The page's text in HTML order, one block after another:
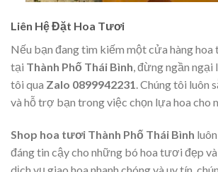
Liên Hệ Đặt Hoa Tươi
Nếu bạn đang tìm kiếm một cửa hàng
tại Thành Phố Thái Bình , đừng ngần
tôi qua Zalo 0899942231 . Chúng tôi luôn
và hỗ trợ bạn trong việc chọn lựa hoa cho
Shop hoa tươi Thành Phố Thái Bình
đáng tin cậy cho những bó hoa tươi đẹp
dịch vụ giao hoa nhanh chóng và uy tín,